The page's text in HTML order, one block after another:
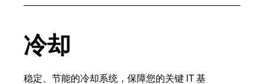
冷却
稳定、节能的冷却系统，保障您的关键 IT 基